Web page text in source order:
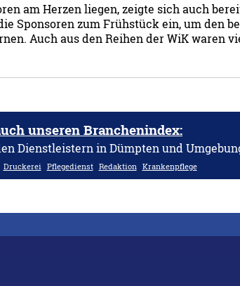
am Herzen liegen, zeigte sich auch
Sponsoren zum Frühstück ein, um den
Auch aus den Reihen der WiK waren
unseren Branchenindex:
Dienstleistern in Dümpten und
Druckerei Pflegedienst Redaktion Krankenpflege